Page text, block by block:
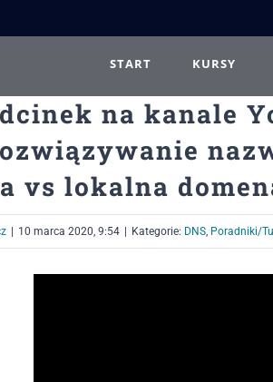
START KURSY
na kanale
vs lokalna
10 marca 2020, 9:54 Kategorie: DNS, Poradniki/